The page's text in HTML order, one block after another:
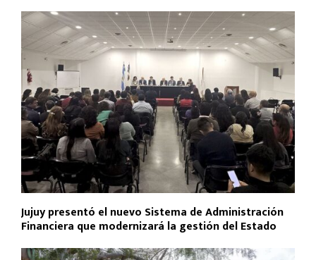
Jujuy presentó el nuevo Sistema de Administración
Financiera que modernizará la gestión del Estado